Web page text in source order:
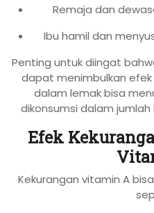
Remaja dan
Ibu hamil dan
Penting untuk diingat
dapat menimbulkan efek
dalam lemak bisa
dikonsumsi dalam
Efek
Kekurangan vitamin A